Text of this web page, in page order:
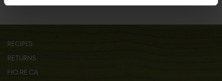
RECIPES
RETURNS
HO.RE.CA.